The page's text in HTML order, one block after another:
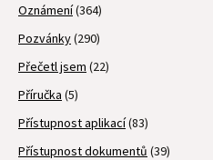
Oznámení(364)
Pozvánky(290)
Přečetl jsem (22)
Příručka (5)
Přístupnost aplikací(83)
Přístupnost dokumentů (39)